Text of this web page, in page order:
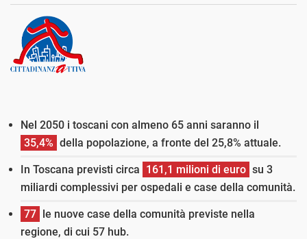
Nel 2050 i toscani con almeno 65 anni saranno il
35,4% della popolazione, a fronte del 25,8% attuale.
In Toscana previsti circa 161,1 milioni di euro su 3
miliardi complessivi per ospedali e case della comunità.
77 le nuove case della comunità previste nella
regione, di cui 57 hub.